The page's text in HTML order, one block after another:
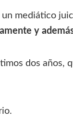
mediático
y
dos años,